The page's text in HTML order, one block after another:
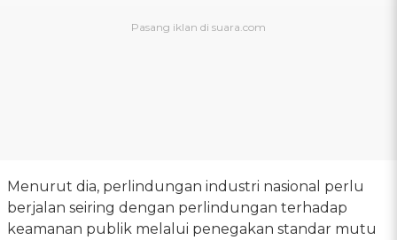
Menurut dia, perlindungan industri nasional perlu
berjalan seiring dengan perlindungan terhadap
keamanan publik melalui penegakan standar mutu